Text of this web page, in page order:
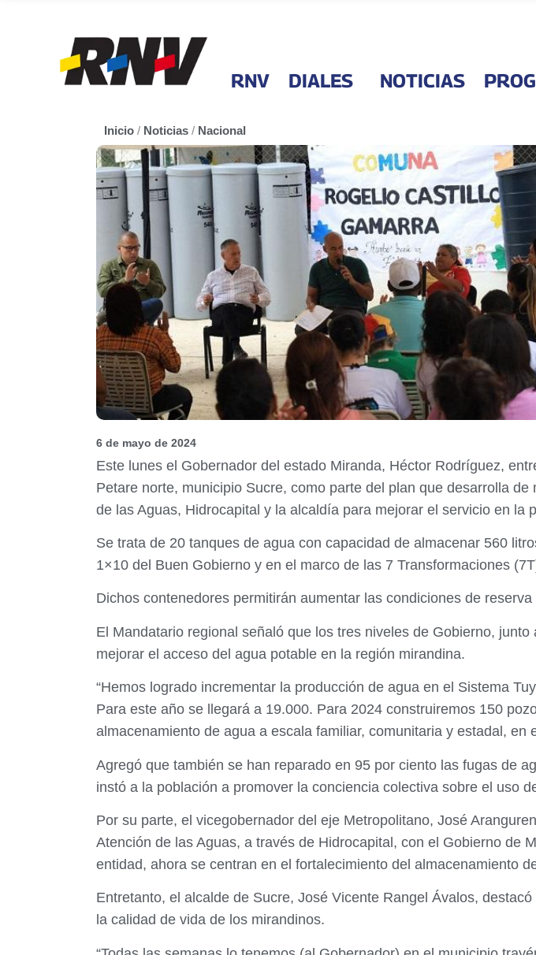
RNV DIALES NOTICIAS
Inicio / Noticias / Nacional
6 de mayo de 2024
Este lunes el Gobernador del estado Miranda, Héctor Rodríguez,
Petare norte, municipio Sucre, como parte del plan que desarrolla
de las Aguas, Hidrocapital y la alcaldía para mejorar el servicio en la
Se trata de 20 tanques de agua con capacidad de almacenar 560
1×10 del Buen Gobierno y en el marco de las 7 Transformaciones
Dichos contenedores permitirán aumentar las condiciones de
El Mandatario regional señaló que los tres niveles de Gobierno,
mejorar el acceso del agua potable en la región mirandina.
“Hemos logrado incrementar la producción de agua en el Sistema
Para este año se llegará a 19.000. Para 2024 construiremos 150
almacenamiento de agua a escala familiar, comunitaria y estadal, en
Agregó que también se han reparado en 95 por ciento las fugas de
instó a la población a promover la conciencia colectiva sobre el uso
Por su parte, el vicegobernador del eje Metropolitano, José
Atención de las Aguas, a través de Hidrocapital, con el Gobierno de
entidad, ahora se centran en el fortalecimiento del almacenamiento
Entretanto, el alcalde de Sucre, José Vicente Rangel Ávalos,
la calidad de vida de los mirandinos.